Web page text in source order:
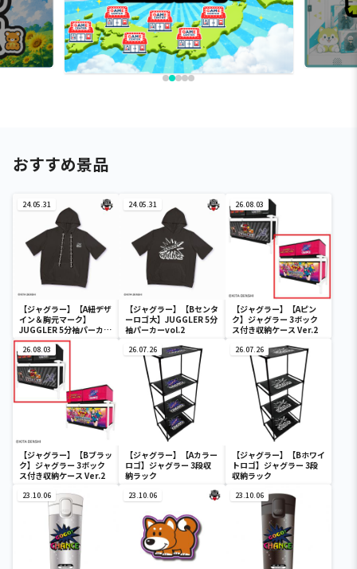
おすすめ景品
24.05.31
【ジャグラー】【A紐デザ
イン＆胸元マーク】
JUGGLER 5分袖パーカー
vol.2
24.05.31
【ジャグラー】【Bセンタ
ーロゴ大】JUGGLER 5分
袖パーカーvol.2
26.08.03
【ジャグラー】【Aピン
ク】ジャグラー 3ボック
ス付き収納ケース Ver.2
26.08.03
【ジャグラー】【Bブラッ
ク】ジャグラー 3ボック
ス付き収納ケース Ver.2
26.07.26
【ジャグラー】【Aカラー
ロゴ】ジャグラー 3段収
納ラック
26.07.26
【ジャグラー】【Bホワイ
トロゴ】ジャグラー 3段
収納ラック
23.10.06 23.10.06 23.10.06